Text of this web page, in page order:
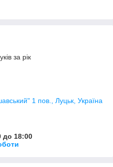
за рік
1 пов., Луцьк, Україна
до 18:00